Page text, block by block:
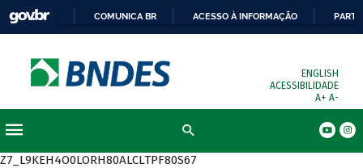
COMUNICA BR ACESSO À INFORMAÇÃO
ENGLISH
ACESSIBILIDADE
A+ A-
Z7_L9KEH4O0LORH80ALCLTPF80S67